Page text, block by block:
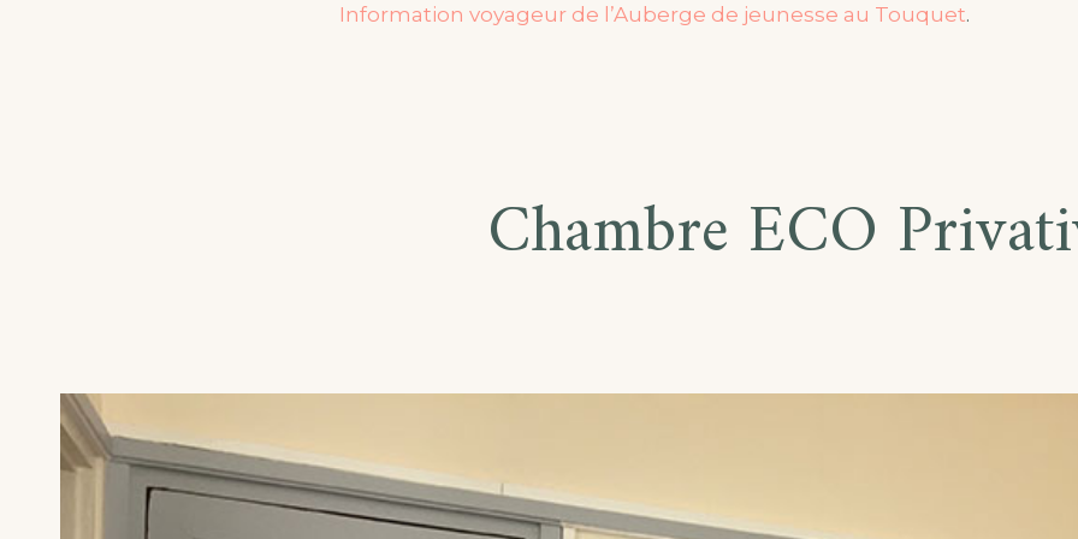
Information voyageur de l’Auberge de jeunesse au Touquet.
Chambre ECO